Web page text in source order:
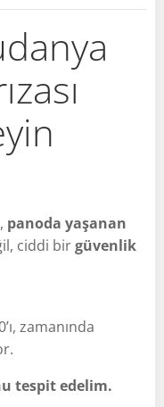
, panoda yaşanan
ciddi birgüvenlik
zamanında
tespit edelim.